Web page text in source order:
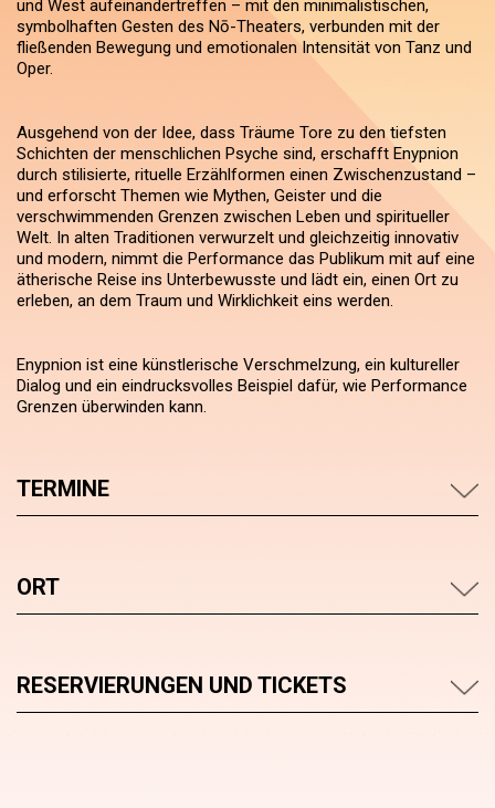
und West aufeinandertreffen – mit den minimalistischen,
symbolhaften Gesten des Nō-Theaters, verbunden mit der
fließenden Bewegung und emotionalen Intensität von Tanz und
Oper.
Ausgehend von der Idee, dass Träume Tore zu den tiefsten
Schichten der menschlichen Psyche sind, erschafft Enypnion
durch stilisierte, rituelle Erzählformen einen Zwischenzustand –
und erforscht Themen wie Mythen, Geister und die
verschwimmenden Grenzen zwischen Leben und spiritueller
Welt. In alten Traditionen verwurzelt und gleichzeitig innovativ
und modern, nimmt die Performance das Publikum mit auf eine
ätherische Reise ins Unterbewusste und lädt ein, einen Ort zu
erleben, an dem Traum und Wirklichkeit eins werden.
Enypnion ist eine künstlerische Verschmelzung, ein kultureller
Dialog und ein eindrucksvolles Beispiel dafür, wie Performance
Grenzen überwinden kann.
TERMINE
ORT
RESERVIERUNGEN UND TICKETS